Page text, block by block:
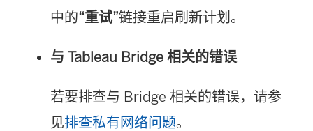
中的“重试”链接重启刷新计划。
与 Tableau Bridge 相关的错误
若要排查与 Bridge 相关的错误，请参
见排查私有网络问题。